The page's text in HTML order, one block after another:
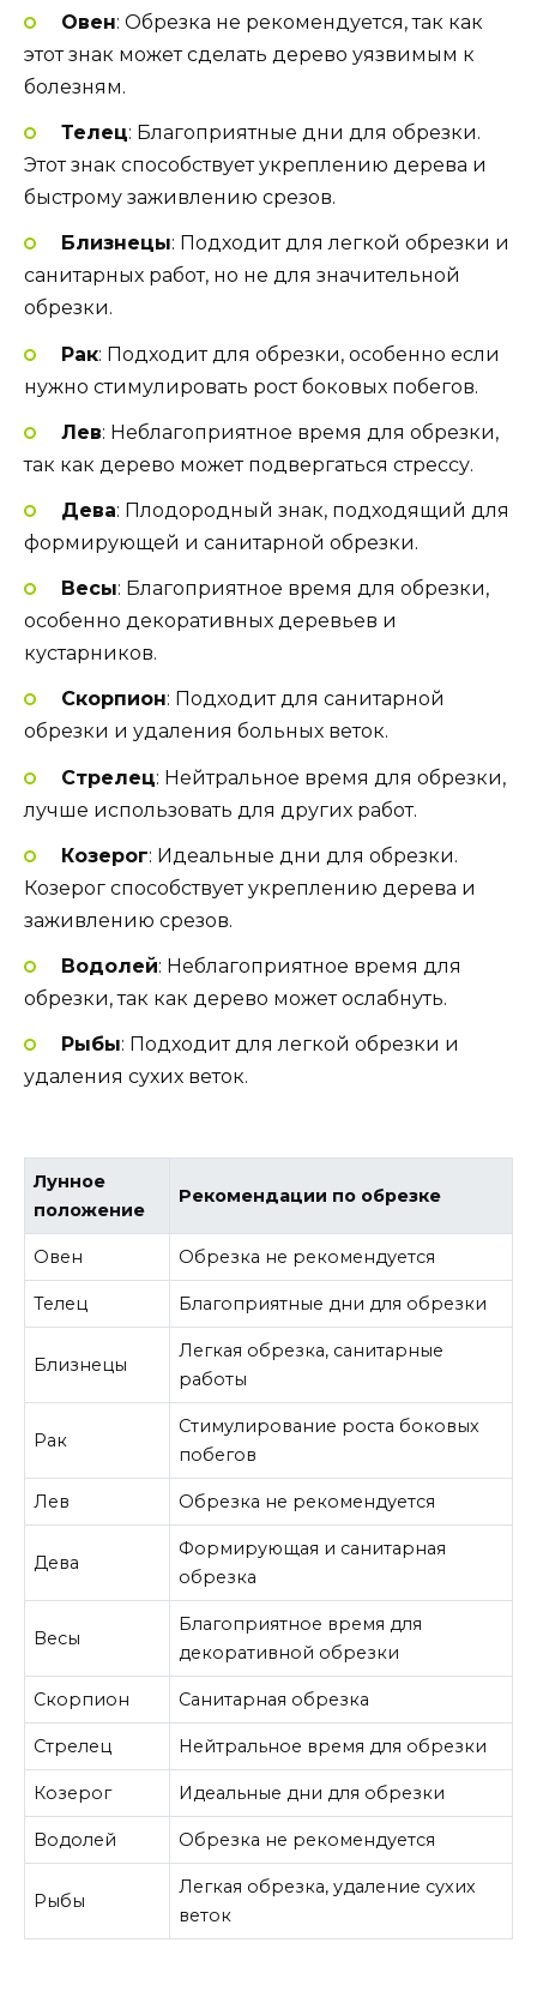
Овен: Обрезка не рекомендуется, так как
этот знак может сделать дерево уязвимым к
болезням.
Телец: Благоприятные дни для обрезки.
Этот знак способствует укреплению дерева и
быстрому заживлению срезов.
Близнецы: Подходит для легкой обрезки и
санитарных работ, но не для значительной
обрезки.
Рак: Подходит для обрезки, особенно если
нужно стимулировать рост боковых побегов.
Лев: Неблагоприятное время для обрезки,
так как дерево может подвергаться стрессу.
Дева: Плодородный знак, подходящий для
формирующей и санитарной обрезки.
Весы: Благоприятное время для обрезки,
особенно декоративных деревьев и
кустарников.
Скорпион: Подходит для санитарной
обрезки и удаления больных веток.
Стрелец: Нейтральное время для обрезки,
лучше использовать для других работ.
Козерог: Идеальные дни для обрезки.
Козерог способствует укреплению дерева и
заживлению срезов.
Водолей: Неблагоприятное время для
обрезки, так как дерево может ослабнуть.
Рыбы: Подходит для легкой обрезки и
удаления сухих веток.
Лунное
положение
Рекомендации по обрезке
Овен Обрезка не рекомендуется
Телец Благоприятные дни для обрезки
Близнецы
Легкая обрезка, санитарные
работы
Рак
Стимулирование роста боковых
побегов
Лев Обрезка не рекомендуется
Дева
Формирующая и санитарная
обрезка
Весы
Благоприятное время для
декоративной обрезки
Скорпион Санитарная обрезка
Стрелец Нейтральное время для обрезки
Козерог Идеальные дни для обрезки
Водолей Обрезка не рекомендуется
Рыбы
Легкая обрезка, удаление сухих
веток